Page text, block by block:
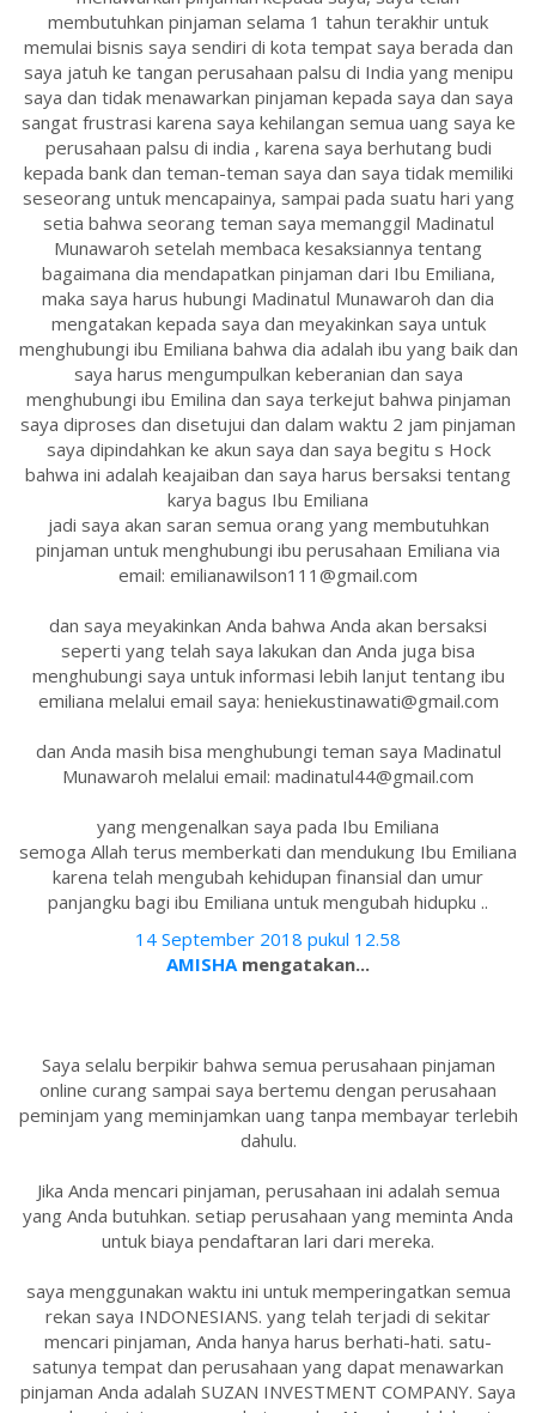
membutuhkan pinjaman selama 1 tahun terakhir untuk
memulai bisnis saya sendiri di kota tempat saya berada dan
saya jatuh ke tangan perusahaan palsu di India yang menipu
saya dan tidak menawarkan pinjaman kepada saya dan saya
sangat frustrasi karena saya kehilangan semua uang saya ke
perusahaan palsu di india , karena saya berhutang budi
kepada bank dan teman-teman saya dan saya tidak memiliki
seseorang untuk mencapainya, sampai pada suatu hari yang
setia bahwa seorang teman saya memanggil Madinatul
Munawaroh setelah membaca kesaksiannya tentang
bagaimana dia mendapatkan pinjaman dari Ibu Emiliana,
maka saya harus hubungi Madinatul Munawaroh dan dia
mengatakan kepada saya dan meyakinkan saya untuk
menghubungi ibu Emiliana bahwa dia adalah ibu yang baik dan
saya harus mengumpulkan keberanian dan saya
menghubungi ibu Emilina dan saya terkejut bahwa pinjaman
saya diproses dan disetujui dan dalam waktu 2 jam pinjaman
saya dipindahkan ke akun saya dan saya begitu s Hock
bahwa ini adalah keajaiban dan saya harus bersaksi tentang
karya bagus Ibu Emiliana
jadi saya akan saran semua orang yang membutuhkan
pinjaman untuk menghubungi ibu perusahaan Emiliana via
email: emilianawilson111@gmail.com
dan saya meyakinkan Anda bahwa Anda akan bersaksi
seperti yang telah saya lakukan dan Anda juga bisa
menghubungi saya untuk informasi lebih lanjut tentang ibu
emiliana melalui email saya: heniekustinawati@gmail.com
dan Anda masih bisa menghubungi teman saya Madinatul
Munawaroh melalui email: madinatul44@gmail.com
yang mengenalkan saya pada Ibu Emiliana
semoga Allah terus memberkati dan mendukung Ibu Emiliana
karena telah mengubah kehidupan finansial dan umur
panjangku bagi ibu Emiliana untuk mengubah hidupku ..
14 September 2018 pukul 12.58
AMISHAmengatakan...
Saya selalu berpikir bahwa semua perusahaan pinjaman
online curang sampai saya bertemu dengan perusahaan
peminjam yang meminjamkan uang tanpa membayar terlebih
dahulu.
Jika Anda mencari pinjaman, perusahaan ini adalah semua
yang Anda butuhkan. setiap perusahaan yang meminta Anda
untuk biaya pendaftaran lari dari mereka.
saya menggunakan waktu ini untuk memperingatkan semua
rekan saya INDONESIANS. yang telah terjadi di sekitar
mencari pinjaman, Anda hanya harus berhati-hati. satu-
satunya tempat dan perusahaan yang dapat menawarkan
pinjaman Anda adalah SUZAN INVESTMENT COMPANY. Saya